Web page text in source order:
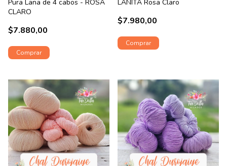
Pura Lana de 4 cabos - ROSA
CLARO
$7.880,00
LANITA Rosa Claro
$7.980,00